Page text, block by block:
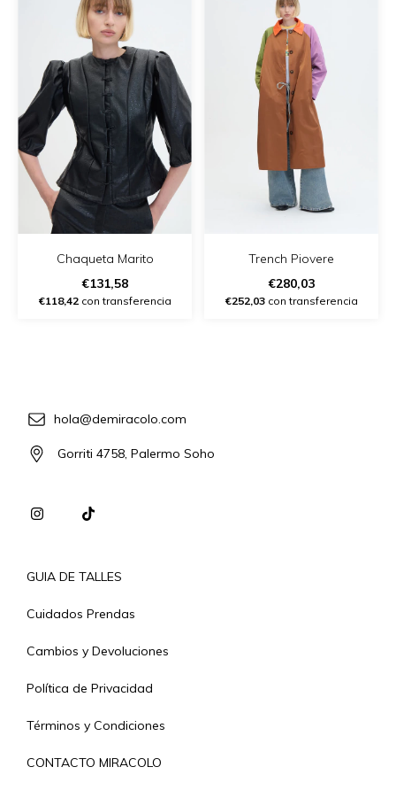
Chaqueta Marito
€131,58
€118,42con transferencia
Trench Piovere
€280,03
€252,03con transferencia
hola@demiracolo.com
Gorriti 4758, Palermo Soho
GUIA DE TALLES
Cuidados Prendas
Cambios y Devoluciones
Política de Privacidad
Términos y Condiciones
CONTACTO MIRACOLO